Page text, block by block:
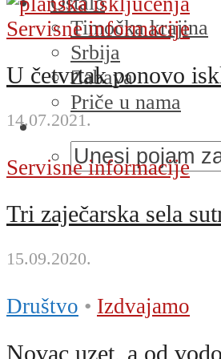
Timočka krajina
Srbija
Zabava
Priče u nama
Servisne informacije
U četvrtak ponovo
14.07.2021.
Servisne informacije
Tri zaječarska sela
15.09.2020.
Društvo • Izdvajamo
Novac uzet, a od